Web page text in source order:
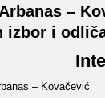
–
izbor i
– Kovačević